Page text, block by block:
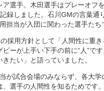
ア選手。木田選手はプレーオフ
録しました。石川GMの言葉通
担当が入団に関わった選手たち
採用方針として「人間性に重き
ーが上手い下手の前に“人”で
たい」と語っていました。
が試合会場のみならず、各大学
選手の人間性を知るためです。